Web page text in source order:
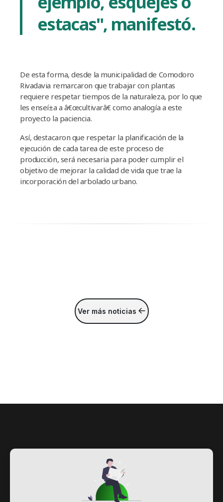
estacas", manifestó.
De esta forma, desde la municipalidad de Comodoro
Rivadavia remarcaron que trabajar con plantas
requiere respetar tiempos de la naturaleza, por lo que
les enseí±a a â€œcultivarâ€ como analogí­a a este
proyecto la paciencia.
Así­, destacaron que respetar la planificación de la
ejecución de cada tarea de este proceso de
producción, será necesaria para poder cumplir el
objetivo de mejorar la calidad de vida que trae la
incorporación del arbolado urbano.
Ver más noticias